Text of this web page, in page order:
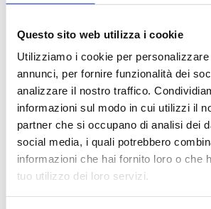
Questo sito web utilizza i cookie
Utilizziamo i cookie per
annunci, per fornire funzionalità dei
analizzare il nostro traffico.
informazioni sul modo in cui utilizzi il
partner che si occupano di analisi dei
social media, i quali potrebbero
informazioni che hai fornito loro o che
tuo utilizzo dei loro servizi.
Daniele Vattermoli
Ha pubblicato con noi